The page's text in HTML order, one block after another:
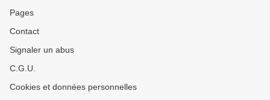
Pages
Contact
Signaler un abus
C.G.U.
Cookies et données personnelles